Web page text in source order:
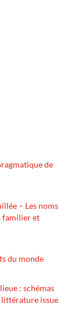
de
– Les noms
familier et
du monde
: schémas
issue